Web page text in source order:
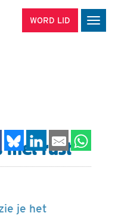
WORD LID
met rust
je het